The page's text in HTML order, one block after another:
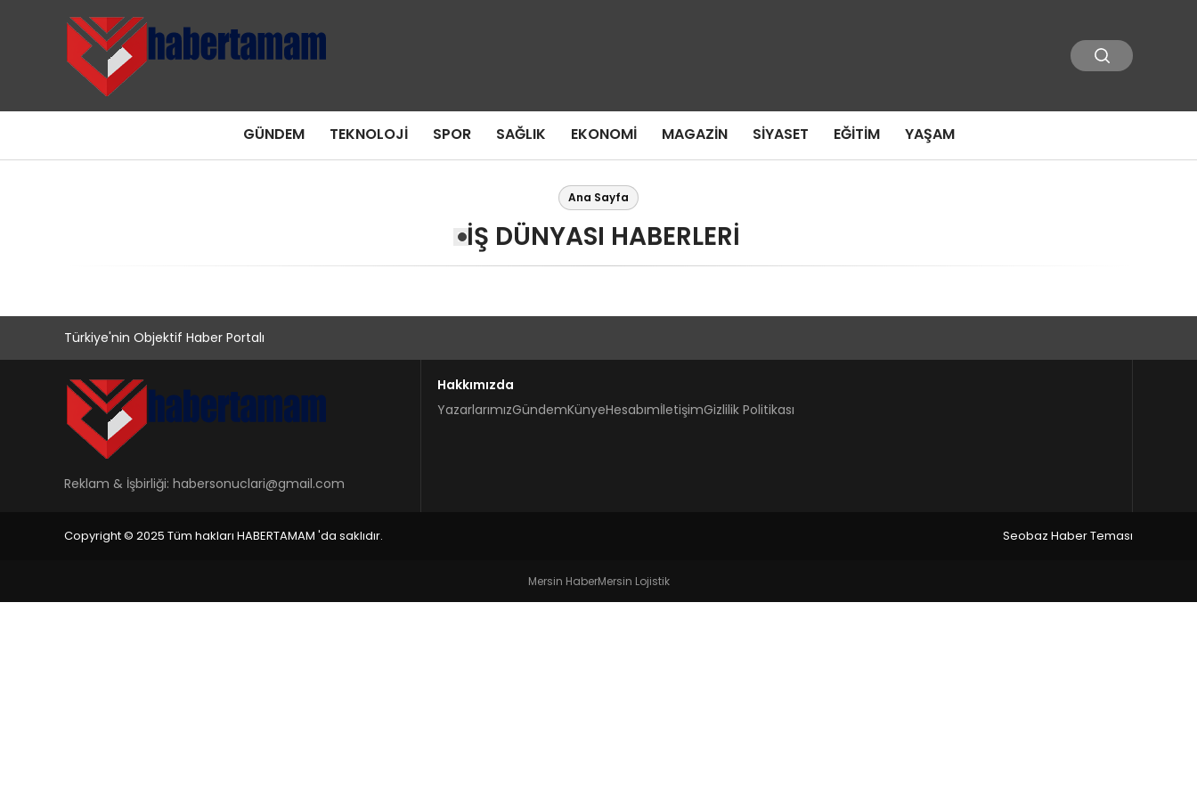
GÜNDEM TEKNOLOJI SPOR SAĞLIK EKONOMI MAGAZIN SIYASET EĞITIM YAŞAM
Ana Sayfa
İŞ DÜNYASI HABERLERI
Türkiye'nin Objektif Haber Portalı
Reklam & İşbirliği: habersonuclari@gmail.com
Hakkımızda
YazarlarımızGündemKünyeHesabımİletişimGizlilik Politikası
Copyright © 2025 Tüm hakları HABERTAMAM 'da saklıdır. Seobaz Haber Teması
Mersin HaberMersin Lojistik